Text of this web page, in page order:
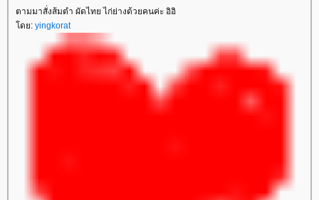
ตามมาสั่งส้มตำ ผัดไทย ไก่ย่างด้วยคนค่ะ อิอิ
ดย: yingkorat